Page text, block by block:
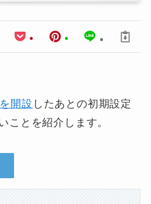
開設 したあとの初期設定
ことを紹介します。